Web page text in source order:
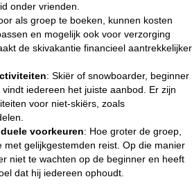
onder vrienden.
als groep te boeken, kunnen kosten
en mogelijk ook voor verzorging
de skivakantie financieel aantrekkelijker
: Skiër of snowboarder, beginner
iedereen het juiste aanbod. Er zijn
voor niet-skiërs, zoals
voorkeuren: Hoe groter de groep,
met gelijkgestemden reist. Op die manier
niet te wachten op de beginner en heeft
dat hij iedereen ophoudt.